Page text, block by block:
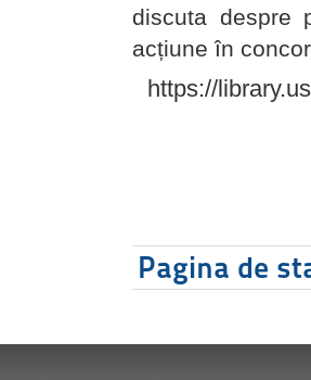
discuta despre
acțiune în
https://
Pagina de